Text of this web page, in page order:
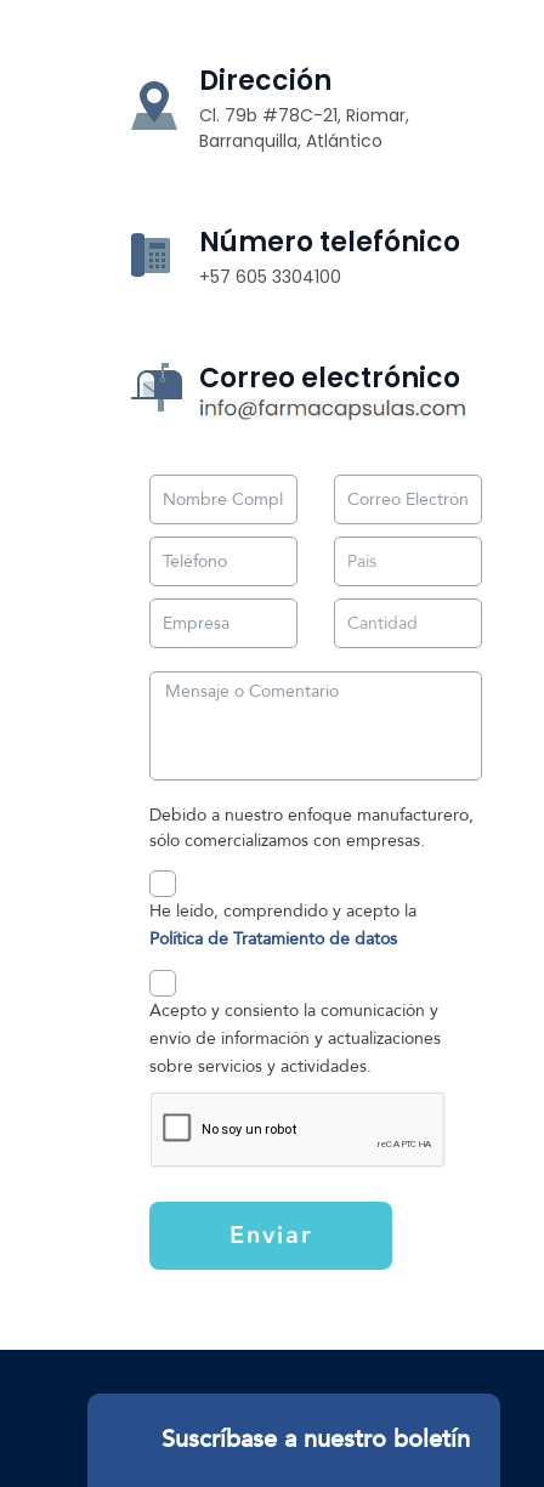
Dirección
Cl. 79b #78C-21, Riomar,
Barranquilla, Atlántico
Número telefónico
+57 605 3304100
Correo electrónico
Debido a nuestro enfoque manufacturero,
sólo comercializamos con empresas.
He leído, comprendido y acepto la
Política de Tratamiento de datos
Acepto y consiento la comunicación y
envío de información y actualizaciones
sobre servicios y actividades.
Enviar
Suscríbase a nuestro boletín